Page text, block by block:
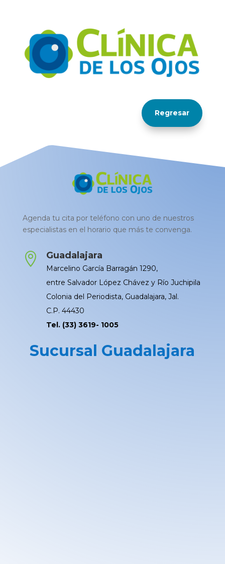
Regresar
Agenda tu cita por teléfono con uno de nuestros
especialistas en el horario que más te convenga.
 Guadalajara
Marcelino García Barragán 1290,
entre Salvador López Chávez y Río Juchipila
Colonia del Periodista, Guadalajara, Jal.
C.P. 44430
Tel. (33) 3619- 1005
Sucursal Guadalajara